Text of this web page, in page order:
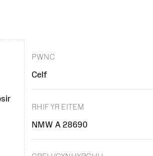
PWNC
Celf
RHIF YR EITEM
NMW A 28690